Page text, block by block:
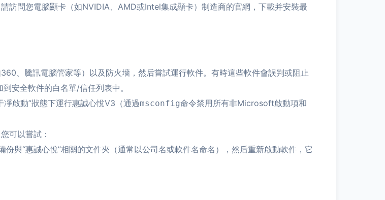
訪問您電腦顯卡（如NVIDIA、AMD或Intel集成顯卡）制造商的官網，下載并安裝最
、騰訊電腦管家等）以及防火墻，然后嘗試運行軟件。有時這些軟件會誤判或阻止
安全軟件的白名單/信任列表中。
凈啟動”狀態下運行惠誠心悅V3（通過msconfig命令禁用所有非Microsoft啟動項和
可以嘗試：
份與“惠誠心悅”相關的文件夾（通常以公司名或軟件名命名），然后重新啟動軟件，它